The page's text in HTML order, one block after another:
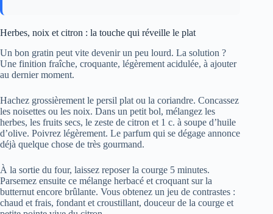
Herbes, noix et citron : la touche qui réveille le plat
Un bon gratin peut vite devenir un peu lourd. La solution ?
Une finition fraîche, croquante, légèrement acidulée, à ajouter
au dernier moment.
Hachez grossièrement le persil plat ou la coriandre. Concassez
les noisettes ou les noix. Dans un petit bol, mélangez les
herbes, les fruits secs, le zeste de citron et 1 c. à soupe d’huile
d’olive. Poivrez légèrement. Le parfum qui se dégage annonce
déjà quelque chose de très gourmand.
À la sortie du four, laissez reposer la courge 5 minutes.
Parsemez ensuite ce mélange herbacé et croquant sur la
butternut encore brûlante. Vous obtenez un jeu de contrastes :
chaud et frais, fondant et croustillant, douceur de la courge et